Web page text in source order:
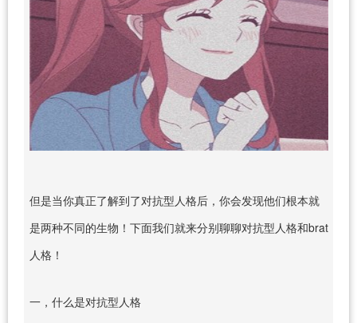
但是当你真正了解到了对抗型人格后，你会发现他们根本就
是两种不同的生物！下面我们就来分别聊聊对抗型人格和brat
人格！
一，什么是对抗型人格